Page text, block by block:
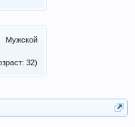
Мужской
32)